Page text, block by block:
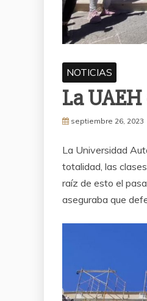
NOTICIAS
La
septiembre 26, 2023
La Universidad
totalidad, las
raíz de esto el
aseguraba que